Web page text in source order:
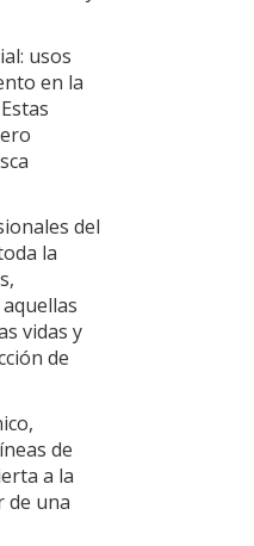
usos
en la
del
la
vidas y
de
de
a la
de una